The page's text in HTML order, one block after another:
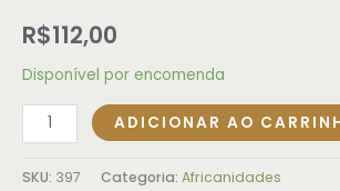
R$112,00
Disponível por encomenda
ADICIONAR AO
SKU: 397 Categoria: Africanidades